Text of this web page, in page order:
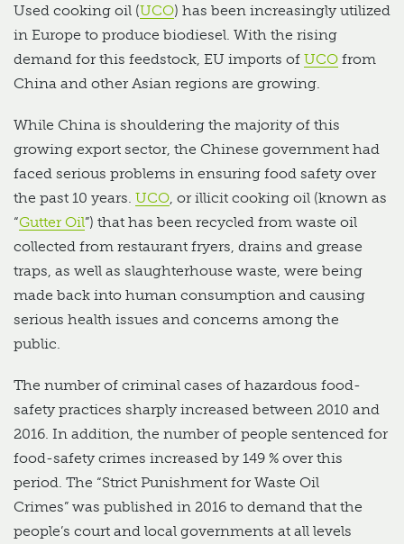
Used cooking oil (UCO) has been increasingly utilized
in Europe to produce biodiesel. With the rising
demand for this feedstock, EU imports of UCO from
China and other Asian regions are growing.
While China is shouldering the majority of this
growing export sector, the Chinese government had
faced serious problems in ensuring food safety over
the past 10 years. UCO, or illicit cooking oil (known as
“Gutter Oil”) that has been recycled from waste oil
collected from restaurant fryers, drains and grease
traps, as well as slaughterhouse waste, were being
made back into human consumption and causing
serious health issues and concerns among the
public.
The number of criminal cases of hazardous food-
safety practices sharply increased between 2010 and
2016. In addition, the number of people sentenced for
food-safety crimes increased by 149 % over this
period. The “Strict Punishment for Waste Oil
Crimes” was published in 2016 to demand that the
people’s court and local governments at all levels